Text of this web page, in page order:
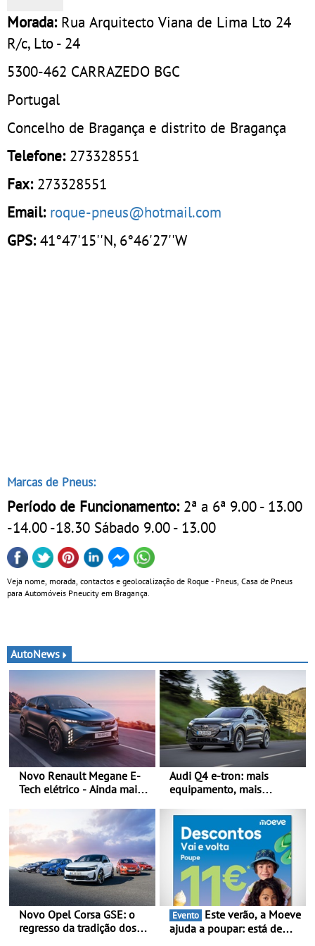
Morada: Rua Arquitecto Viana de Lima Lto 24
R/c, Lto - 24
5300-462 CARRAZEDO BGC
Portugal
Concelho de Bragança e distrito de Bragança
Telefone: 273328551
Fax: 273328551
Email: roque-pneus@hotmail.com
GPS:41°47'15''N, 6°46'27''W
Marcas de Pneus:
Período de Funcionamento: 2ª a 6ª 9.00 - 13.00
-14.00 -18.30 Sábado 9.00 - 13.00
Veja nome, morada, contactos e geolocalização de Roque - Pneus, Casa de Pneus
para Automóveis Pneucity em Bragança.
AutoNews
Novo Renault Megane E-
Tech elétrico - Ainda mais
Audi Q4 e-tron: mais
equipamento, mais
ainda mais competitiva -
Até 740 quilómetros de
autonomia e carregamento
mais rápido
Novo Opel Corsa GSE: o
regresso da tradição dos
Evento
ajuda a poupar: está de